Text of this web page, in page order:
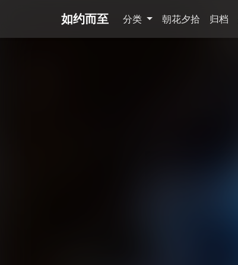
如约而至 分类 朝花夕拾 归档